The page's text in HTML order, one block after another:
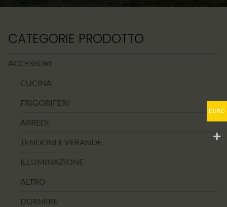
CATEGORIE PRODOTTO
ACCESSORI
CUCINA
FRIGORIFERI
ARREDI
TENDONI E VERANDE
ILLUMINAZIONE
ALTRO
DORMIRE
EURO